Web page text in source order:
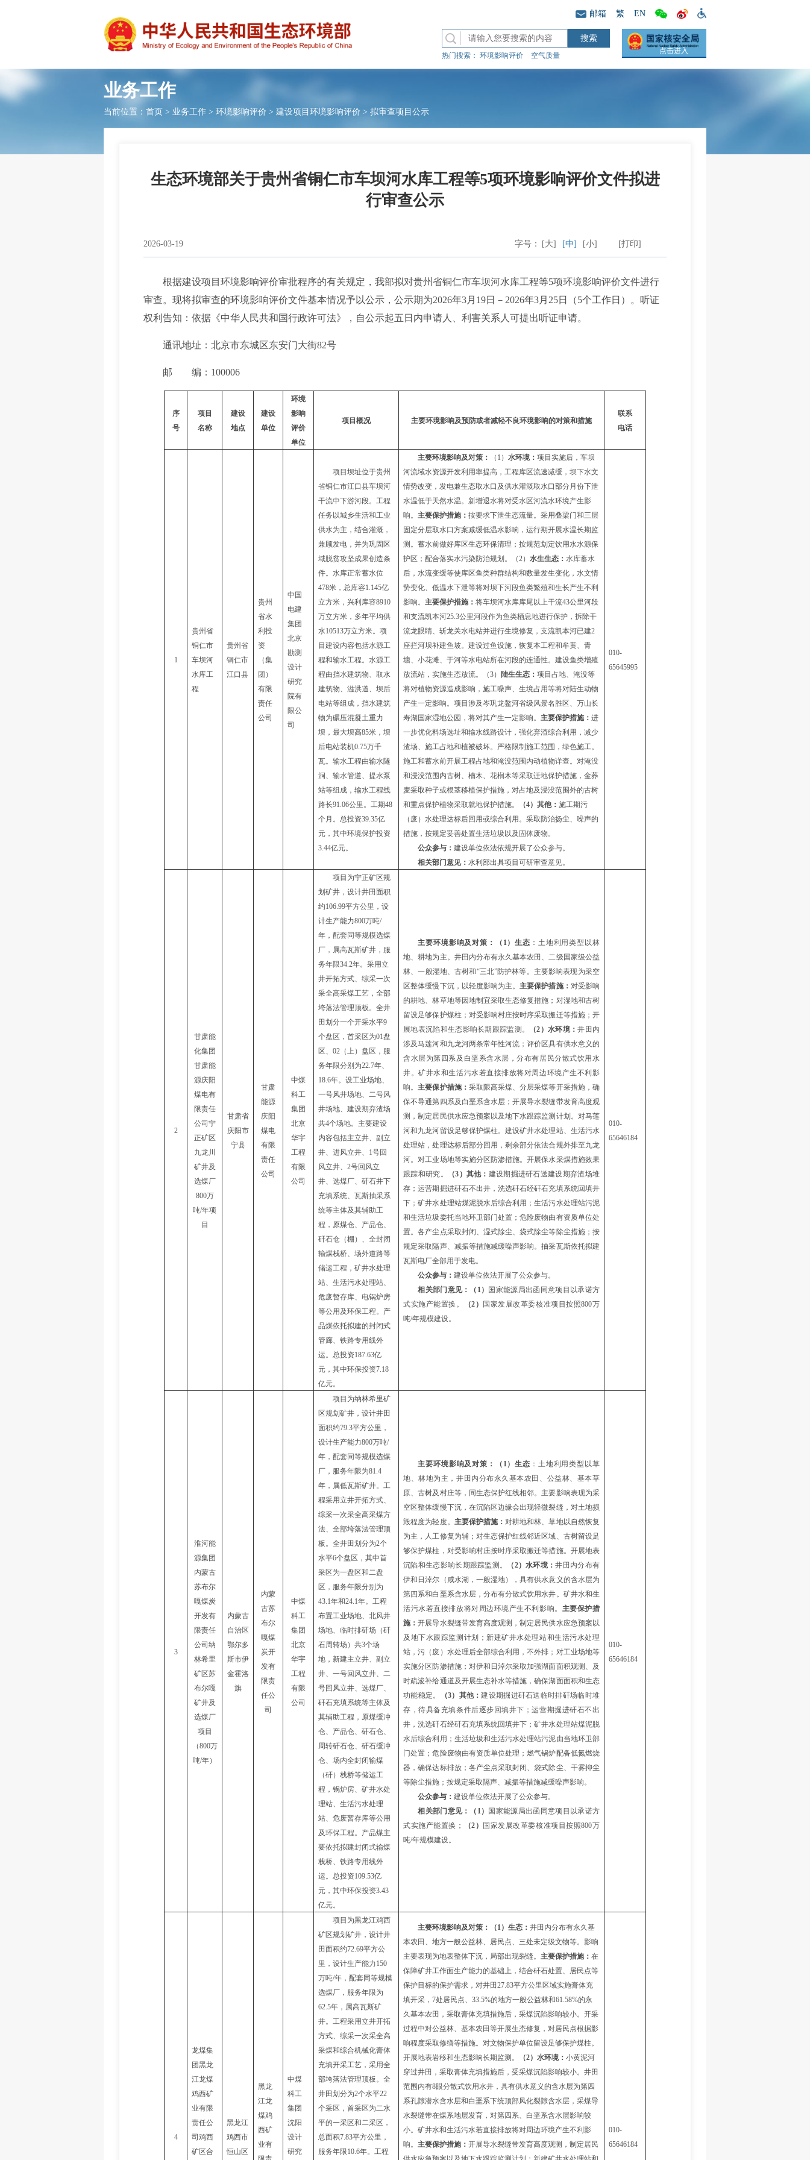
邮箱 繁 EN
热门搜索： 环境影响评价 空气质量
点击进入
业务工作
当前位置： 首页 > 业务工作 > 环境影响评价 > 建设项目环境影响评价 > 拟审查项目公示
生态环境部关于贵州省铜仁市车坝河水库工程等5项环境影响评价文件拟进
行审查公示
2026-03-19 [打印]
字号： [大] [中] [小]
根据建设项目环境影响评价审批程序的有关规定，我部拟对贵州省铜仁市车坝河水库工程等5项环境影响评价文件进行
审查。现将拟审查的环境影响评价文件基本情况予以公示，公示期为2026年3月19日－2026年3月25日（5个工作日）。听证
权利告知：依据《中华人民共和国行政许可法》，自公示起五日内申请人、利害关系人可提出听证申请。
通讯地址：北京市东城区东安门大街82号
邮 编：100006
序
号
项目
名称
建设
地点
建设
单位
环境
影响
评价
单位
项目概况 主要环境影响及预防或者减轻不良环境影响的对策和措施
联系
电话
1
贵州省
铜仁市
车坝河
水库工
程
贵州省
铜仁市
江口县
贵州
省水
利投
资
（集
团）
有限
责任
公司
中国
电建
集团
北京
勘测
设计
研究
院有
限公
司
项目坝址位于贵州
省铜仁市江口县车坝河
干流中下游河段。工程
任务以城乡生活和工业
供水为主，结合灌溉，
兼顾发电，并为巩固区
域脱贫攻坚成果创造条
件。水库正常蓄水位
478米，总库容1.145亿
立方米，兴利库容8910
万立方米 ， 多年平均供
水10513万立方米。项
目建设内容包括水源工
程和输水工程。水源工
程由挡水建筑物、取水
建筑物、溢洪道、坝后
电站等组成 ，挡水建筑
物为碾压混凝土重力
坝，最大坝高85米，坝
后电站装机0.75万千
瓦。输水工程由输水隧
洞、输水管道、提水泵
站等组成，输水工程线
路长91.06公里。工期48
个月。总投资39.35亿
元，其中环境保护投资
3.44亿元。
主要环境影响及对策： （ 1）水环境：项目实施后，车坝
河流域水资源开发利用率提高 ，工程库区流速减缓，坝下水文
情势改变，发电兼生态取水口及供水灌溉取水口部分月份下泄
水温低于天然水温。新增退水将对受水区河流水环境产生影
响。主要保护措施：按要求下泄生态流量。采用叠梁门和三层
固定分层取水口方案减缓低温水影响 ，运行期开展水温长期监
测 。蓄水前做好库区生态环保清理；按规范划定饮用水水源保
护区；配合落实水污染防治规划。（2）水生生态：水库蓄水
后，水流变缓等使库区鱼类种群结构和数量发生变化 ，水文情
势变化、低温水下泄等将对坝下河段鱼类繁殖和生长产生不利
影响。主要保护措施：将车坝河水库库尾以上干流43公里河段
和支流凯本河25.3公里河段作为鱼类栖息地进行保护，拆除干
流龙眼睛、斩龙关水电站并进行生境修复，支流凯本河已建2
座拦河坝补建鱼坡。建设过鱼设施，恢复本工程和牟黄、青
塘、小花滩、于河等水电站所在河段的连通性。建设鱼类增殖
放流站，实施生态放流。
（3） 陆生生态：项目占地、淹没等
将对植物资源造成影响，施工噪声、生境占用等将对陆生动物
产生一定影响。项目涉及岑巩龙鳌河省级风景名胜区、万山长
寿湖国家湿地公园，将对其产生一定影响。主要保护措施：进
一步优化料场选址和输水线路设计，强化弃渣综合利用，减少
渣场、施工占地和植被破坏。严格限制施工范围，绿色施工。
施工和蓄水前开展工程占地和淹没范围内动植物详查。对淹没
和浸没范围内古树、楠木、花榈木等采取迁地保护措施 ，金荞
麦采取种子或根茎移植保护措施，对占地及浸没范围外的古树
和重点保护植物采取就地保护措施。 （4）其他：施工期污
（ 废 ）水处理达标后回用或综合利用 。采取防治扬尘、噪声的
措施，按规定妥善处置生活垃圾以及 固体废物。
公众参与：建设单位依法依规开展了公众参与。
相关部门意见：水利部出具项目可研审查意见。
010-
65645995
2
甘肃能
化集团
甘肃能
源庆阳
煤电有
限责任
公司宁
正矿区
九龙川
矿井及
选煤厂
800万
吨/年项
目
甘肃省
庆阳市
宁县
甘肃
能源
庆阳
煤电
有限
责任
公司
中煤
科工
集团
北京
华宇
工程
有限
公司
项目为宁正矿区规
划矿井，设计井田面积
约106.99平方公里，设
计生产能力800万吨/
年，配套同等规模选煤
厂，属高瓦斯矿井 ， 服
务年限34.2年。采用立
井开拓方式、综采一次
采全高采煤工艺，全部
垮落法管理顶板。全井
田划分一个开采水平9
个盘区，首采区为01盘
区、02（上）盘区，服
务年限分别为22.7年、
18.6年。设工业场地、
一号风井场地、二号风
井场地、建设期弃渣场
共4个场地。主要建设
内容包括主立井、副立
井、进风立井、1号回
风立井、2号回风立
井、选煤厂、矸石井下
充填系统、瓦斯抽采系
统等主体及其辅助工
程，原煤仓、产品仓、
矸石仓（棚）、全封闭
输煤栈桥、场外道路等
储运工程，矿井水处理
站、生活污水处理站、
危废暂存库、电锅炉房
等公用及环保工程。产
品煤依托拟建的封闭式
管廊、铁路专用线外
运。总投资187.63亿
元，其中环保投资7.18
亿元。
主要环境影响及对策： （ 1）生态 ：土地利用类型以林
地、耕地为主。井田内分布有永久基本农田、二级国家级公益
林、一般湿地、古树和“三北”防护林等。主要影响表现为采空
区整体缓慢下沉，以轻度影响为主。主要保护措施： 对受影响
的耕地、林草地等因地制宜采取生态修复措施；对湿地和古树
留设足够保护煤柱 ；对受影响村庄按时序采取搬迁等措施；开
展地表沉陷和生态影响长期跟踪监测。
（2）水环境：井田内
涉及马莲河和九龙河两条常年性河流；评价区具有供水意义的
含水层为第四系及白垩系含水层，分布有居民分散式饮用水
井。矿井水和生活污水若直接排放将对周边环境产生不利影
响。主要保护措施： 采取限高采煤、分层采煤等开采措施，确
保不导通第四系及白垩系含水层；开展导水裂缝带发育高度观
测，制定居民供水应急预案以及地下水跟踪监测计划。对马莲
河和九龙河留设足够保护煤柱。建设矿井水处理站、生活污水
处理站，处理达标后部分回用，剩余部分依法合规外排至九龙
河。对工业场地等实施分区防渗措施。开展保水采煤措施效果
跟踪和研究。
（3）其他： 建设期掘进矸石送建设期弃渣场堆
存；运营期掘进矸石不出井，洗选矸石经矸石充填系统回填井
下；矿井水处理站煤泥脱水后综合利用；生活污水处理站污泥
和生活垃圾委托当地环卫部门处置；危险废物由有资质单位处
置。各产尘点采取封闭、湿式除尘、袋式除尘等除尘措施；按
规定采取隔声、减振等措施减缓噪声影响。抽采瓦斯依托拟建
瓦斯电厂全部用于发电。
公众参与：建设单位依法开展了公众参与。
相关部门意见：
（ 1）
国家能源局出函同意项目以承诺方
式实施产能置换。
（2） 国家发展改革委核准项目按照800万
吨/年规模建设。
010-
65646184
3
淮河能
源集团
内蒙古
苏布尔
嘎煤炭
开发有
限责任
公司纳
林希里
矿区苏
布尔嘎
矿井及
选煤厂
项目
（800万
吨/年）
内蒙古
自治区
鄂尔多
斯市伊
金霍洛
旗
内蒙
古苏
布尔
嘎煤
炭开
发有
限责
任公
司
中煤
科工
集团
北京
华宇
工程
有限
公司
项目为纳林希里矿
区规划矿井，设计井田
面积约79.3平方公里，
设计生产能力800万吨/
年，配套同等规模选煤
厂，服务年限为81.4
年，属低瓦斯矿井。工
程采用立井开拓方式、
综采一次采全高采煤方
法、全部垮落法管理顶
板。全井田划分为2个
水平6个盘区，其中首
采区为一盘区和二盘
区 ，服务年限分别为
43.1年和24.1年。工程
布置工业场地、北风井
场地、临时排矸场（矸
石周转场 ）共3个场
地 ，新建主立井、副立
井、一号回风立井、二
号回风立井、选煤厂、
矸石充填系统等主体及
其辅助工程，原煤缓冲
仓、产品仓、矸石仓、
周转矸石仓、矸石缓冲
仓、场内全封闭输煤
（矸）栈桥等储运工
程，锅炉房、矿井水处
理站、生活污水处理
站、危废暂存库等公用
及环保工程。产品煤主
要依托拟建封闭式输煤
栈桥、铁路专用线外
运。总投资109.53亿
元，其中环保投资3.43
亿元。
主要环境影响及对策：（ 1）生态 ：土地利用类型以草
地、林地为主，井田内分布永久基本农田、公益林、基本草
原、古树及村庄等，同生态保护红线相邻。主要影响表现为采
空区整体缓慢下沉，在沉陷区边缘会出现轻微裂缝，对土地损
毁程度为轻度。 主要保护措施：对耕地和林、草地以自然恢复
为主，人工修复为辅；对生态保护红线邻近区域、古树留设足
够保护煤柱 ，对受影响村庄按时序采取搬迁等措施。开展地表
沉陷和生态影响长期跟踪监测。
（2）水环境：井田内分布有
伊和日淖尔（咸水湖，一般湿地），具有供水意义的含水层为
第四系和白垩系含水层，分布有分散式饮用水井。矿井水和生
活污水若直接排放将对周边环境产生不利影响。 主要保护措
施：开展导水裂缝带发育高度观测，制定居民供水应急预案以
及地下水跟踪监测计划；新建矿井水处理站和生活污水处理
站，污（废）水处理后全部综合利用，不外排；对工业场地等
实施分区防渗措施；对伊和日淖尔采取加强湖面面积观测、及
时疏浚补给通道及开展生态补水等措施，确保湖面面积和生态
功能稳定。
（3）其他：建设期掘进矸石送临时排矸场临时堆
存，待具备充填条件后逐步回填井下；运营期掘进矸石不出
井，洗选矸石经矸石充填系统回填井下；矿井水处理站煤泥脱
水后综合利用；生活垃圾和生活污水处理站污泥由当地环卫部
门处置；危险废物由有资质单位处理；燃气锅炉配备低氮燃烧
器，确保达标排放；各产尘点采取封闭、袋式除尘、干雾抑尘
等除尘措施；按规定采取隔声、减振等措施减缓噪声影响。
公众参与：建设单位依法开展了公众参与。
相关部门意见：
（ 1） 国 家能源局出函同意项目以承诺方
式实施产能置换；
（2） 国家发展改革委核准项目按照800万
吨/年规模建设。
010-
65646184
4
龙煤集
团黑龙
江龙煤
鸡西矿
业有限
责任公
司鸡西
矿区合
黑龙江
鸡西市
恒山区
黑龙
江龙
煤鸡
西矿
业有
中煤
科工
集团
沈阳
设计
研究
项目为黑龙江鸡西
矿区规划矿井，设计井
田面积约72.69平方公
里，设计生产能力150
万吨/年，配套同等规模
选煤厂，服务年限为
62.5年，属高瓦斯矿
井。工程采用立井开拓
方式、综采一次采全高
采煤和综合机械化膏体
充填开采工艺，采用全
部垮落法管理顶板。全
井田划分为2个水平22
个采区，首采区为二水
平的一采区和二采区，
总面积7.83平方公里，
服务年限10.6年。工程
主要环境影响及对策： （1）生态：井田内分布有永久基
本农田、地方一般公益林、居民点、三处未定级文物等。影响
主要表现为地表整体下沉，局部出现裂缝。主要保护措施：在
保障矿井工作面生产能力的基础上，结合矸石处置、居民点等
保护目标的保护需求，对井田27.83平方公里区域实施膏体充
填开采，7处居民点、33.5%的地方一般公益林和61.58%的永
久基本农田，采取膏体充填措施后，采煤沉陷影响较小。开采
过程中对公益林、基本农田等开展生态修复，对居民点根据影
响程度采取修缮等措施。对文物保护单位留设足够保护煤柱。
开展地表岩移和生态影响长期监测。
（2）水环境：小黄泥河
穿过井田，采取膏体充填措施后，受采煤沉陷影响较小。井田
范围内有8眼分散式饮用水井，具有供水意义的含水层为第四
系孔隙潜水含水层和白垩系下统顶部风化裂隙含水层，采煤导
水裂缝带在煤系地层发育，对第四系、白垩系含水层影响较
小。矿井水和生活污水若直接排放将对周边环境产生不利影
响。主要保护措施：开展导水裂缝带发育高度观测，制定居民
010-
65646184